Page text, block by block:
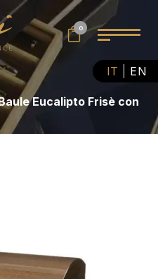
IT EN
0
Eucalipto Frisè con